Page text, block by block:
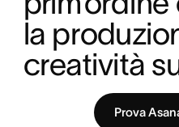
la
creatività
Prova